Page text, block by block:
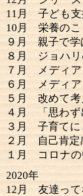
11月 子ども支
10月 栄養のこ
９月 親子で
８月 ジョハ
７月 メディ
６月 メディア
５月 改めて
４月 「思わず
３月 子育てに
２月 自己肯
１月 コロナの
2020年
12月 友達って